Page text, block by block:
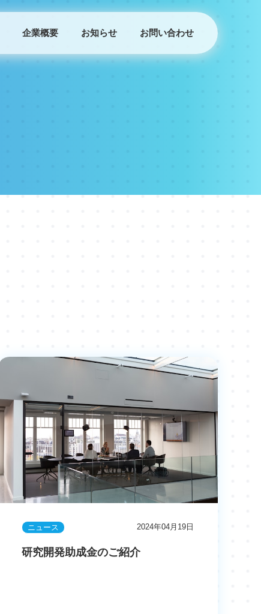
企業概要 お知らせ お問い合わせ
ニュース 2024年04月19日
研究開発助成金のご紹介